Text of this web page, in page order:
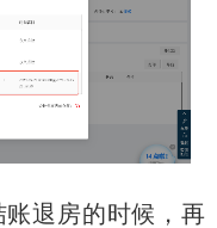
退房的时候，再